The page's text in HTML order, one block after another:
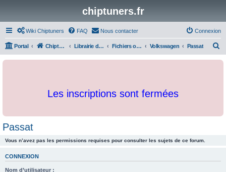
chiptuners.fr
Wiki Chiptuners FAQ Nous contacter Connexion
Portal Chiptuners.fr Librairie de documents et originaux Fichiers originaux Volkswagen Passat
c
Les inscriptions sont fermées
Passat
Vous n’avez pas les permissions requises pour consulter les sujets de ce forum.
CONNEXION
Nom d’utilisateur :